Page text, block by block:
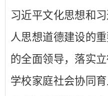
习近平文化思想和
人思想道德建设的
的全面领导，落实
学校家庭社会协同